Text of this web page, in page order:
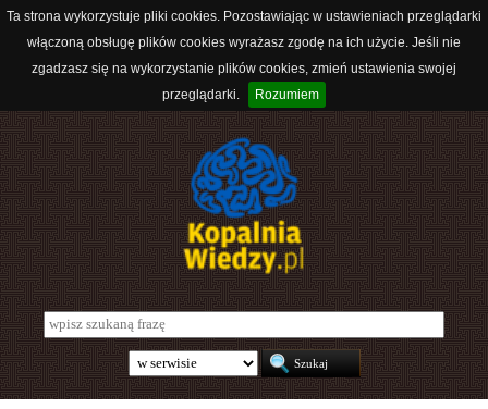
Ta strona wykorzystuje pliki cookies. Pozostawiając w ustawieniach przeglądarki
włączoną obsługę plików cookies wyrażasz zgodę na ich użycie. Jeśli nie
zgadzasz się na wykorzystanie plików cookies, zmień ustawienia swojej
przeglądarki.
Rozumiem